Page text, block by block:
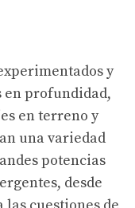
y
en profundidad,
en terreno y
una variedad
potencias
desde